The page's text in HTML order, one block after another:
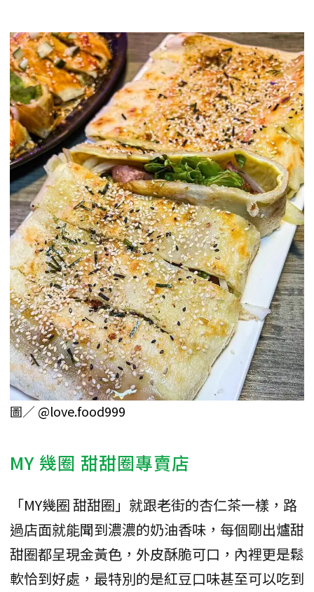
圖／@love.food999
MY 幾圈 甜甜圈專賣店
「MY幾圈 甜甜圈」就跟老街的杏仁茶一樣，路
過店面就能聞到濃濃的奶油香味，每個剛出爐甜
甜圈都呈現金黃色，外皮酥脆可口，內裡更是鬆
軟恰到好處，最特別的是紅豆口味甚至可以吃到